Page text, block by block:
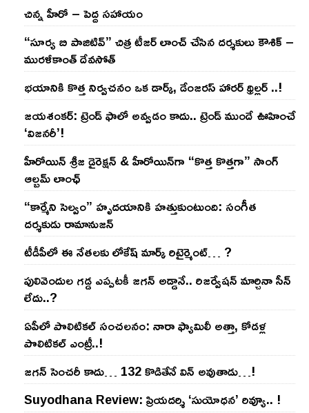
చిన్న హీరో – పెద్ద సహాయం
“సూర్య బి పాజిటివ్” చిత్ర టీజర్ లాంచ్ చేసిన‌ దర్శకులు కౌశిక్ –
మురళీకాంత్ దేవసోత్
భయానికి కొత్త నిర్వచనం ఒక డార్క్, డేంజరస్ హారర్ థ్రిల్లర్ ..!
జయశంకర్: ట్రెండ్‌ ఫాలో అవ్వడం కాదు.. ట్రెండ్‌ ముందే ఊహించే
‘విజనరీ’!
హీరోయిన్ శ్రీజ డైరెక్ష‌న్ & హీరోయిన్‌గా “కొత్త కొత్తగా” సాంగ్
ఆల్బమ్ లాంఛ్
“కార్మేని సెల్వం” హృదయానికి హత్తుకుంటుంది: సంగీత
దర్శకుడు రామానుజన్
టీడీపీలో ఈ నేత‌ల‌కు లోకేష్ మార్క్ రిటైర్మెంట్‌… ?
పులివెందుల గ‌డ్డ ఎప్ప‌ట‌కీ జ‌గ‌న్ అడ్డానే.. రిజ‌ర్వేష‌న్ మార్చినా సీన్
లేదు..?
ఏపీలో పొలిటిక‌ల్ సంచ‌ల‌నం: నారా ఫ్యామిలీ అత్తా, కోడ‌ళ్ల
పొలిటికల్ ఎంట్రీ..!
జ‌గ‌న్ సెంచ‌రీ కాదు… 132 కొడితేనే విన్ అవుతాడు…!
Suyodhana Review: ప్రియదర్శి ‘సుయోధన’ రివ్యూ.. !